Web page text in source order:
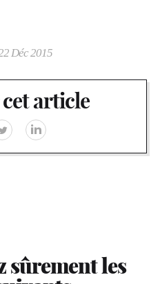
Déc 2015
article
sûrement les